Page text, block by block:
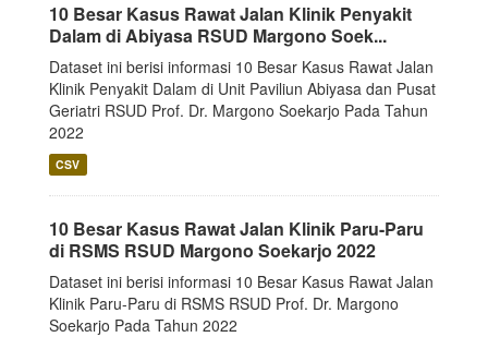
10 Besar Kasus Rawat Jalan Klinik Penyakit
Dalam di Abiyasa RSUD Margono Soek...
Dataset ini berisi informasi 10 Besar Kasus Rawat Jalan
Klinik Penyakit Dalam di Unit Paviliun Abiyasa dan Pusat
Geriatri RSUD Prof. Dr. Margono Soekarjo Pada Tahun
2022
CSV
10 Besar Kasus Rawat Jalan Klinik Paru-Paru
di RSMS RSUD Margono Soekarjo 2022
Dataset ini berisi informasi 10 Besar Kasus Rawat Jalan
Klinik Paru-Paru di RSMS RSUD Prof. Dr. Margono
Soekarjo Pada Tahun 2022